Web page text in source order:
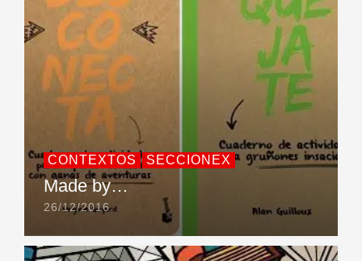
CONTEXTOS SECCIONEX
Made by…
26/12/2016